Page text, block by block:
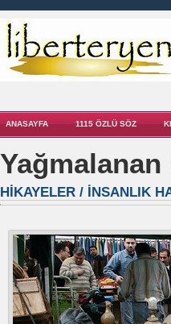
ANASAYFA 1115 ÖZLÜ SÖZ
HIKAYELER / İNSANLIK